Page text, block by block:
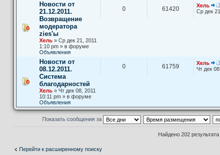
Новости от
21.12.2011.
Возвращение
модератора
zies'ы
Хель » Ср дек 21, 2011
1:10 pm » в форуме
Объявления
0 61420
Хель
Ср дек
Новости от
08.12.2011.
Система
благодарностей
Хель » Чт дек 08, 2011
10:11 pm » в форуме
Объявления
0 61759
Хель
Чт дек
Показать сообщения за
Найдено 202 результата
Перейти к расширенному поиску